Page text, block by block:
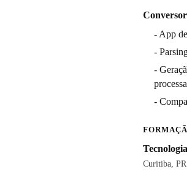
- App
-
-
-
Curitiba,